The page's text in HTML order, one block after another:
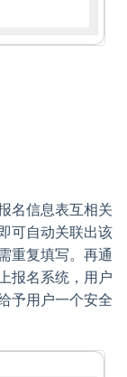
名信息表互相关
可自动关联出该
重复填写。再通
报名系统，用户
予用户一个安全